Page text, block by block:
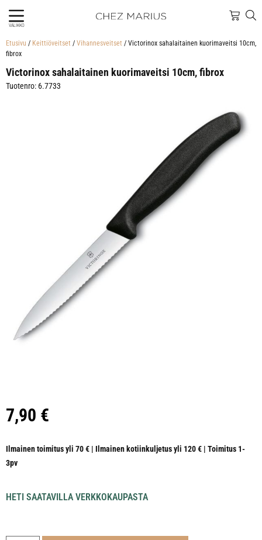
VALIKKO
Etusivu / Keittiöveitset / Vihannesveitset / Victorinox sahalaitainen kuorimaveitsi 10cm,
fibrox
Victorinox sahalaitainen kuorimaveitsi 10cm, fibrox
Tuotenro: 6.7733
7,90 €
Ilmainen toimitus yli 70 € | Ilmainen kotiinkuljetus yli 120 € | Toimitus 1-
3pv
HETI SAATAVILLA VERKKOKAUPASTA